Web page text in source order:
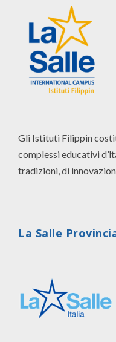
Gli Istituti Filippin
complessi educativi
tradizioni, di
La Salle